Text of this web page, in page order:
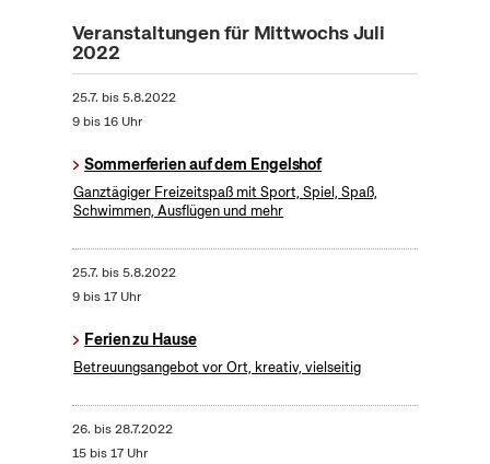
Veranstaltungen für Mittwochs Juli
2022
25.7. bis5.8.2022
9 bis 16 Uhr
Sommerferien auf dem Engelshof
Ganztägiger Freizeitspaß mit Sport, Spiel, Spaß,
Schwimmen, Ausflügen und mehr
25.7. bis5.8.2022
9 bis 17 Uhr
Ferien zu Hause
Betreuungsangebot vor Ort, kreativ, vielseitig
26. bis28.7.2022
15 bis 17 Uhr